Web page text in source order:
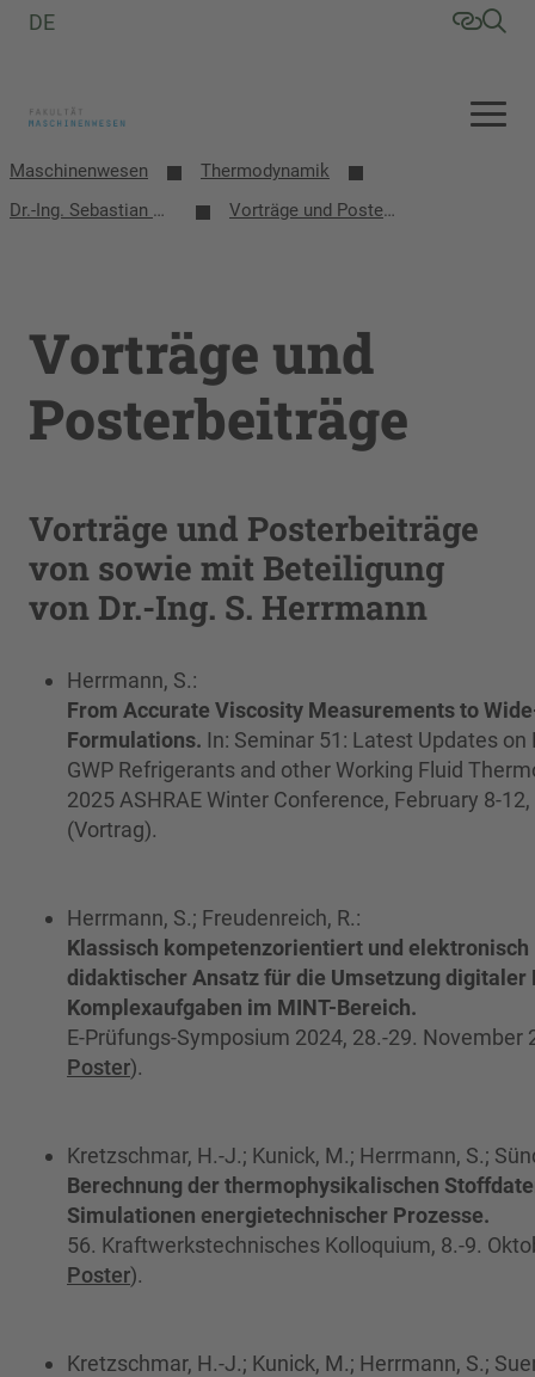
DE
Maschinenwesen
Thermodynamik
Dr.-Ing. Sebastian Herrmann
Vorträge und Posterbeiträge
Vorträge und
Posterbeiträge
Vorträge und Posterbeiträge
von sowie mit Beteiligung
von Dr.-Ing. S. Herrmann
Herrmann, S.:
From Accurate Viscosity Measurements to
Formulations. In: Seminar 51: Latest Updates
GWP Refrigerants and other Working Fluid
2025 ASHRAE Winter Conference, February 8-
(Vortrag).
Herrmann, S.; Freudenreich, R.:
Klassisch kompetenzorientiert und elektronisch
didaktischer Ansatz für die Umsetzung
Komplexaufgaben im MINT-Bereich.
E-Prüfungs-Symposium 2024, 28.-29. November
Poster).
Kretzschmar, H.-J.; Kunick, M.; Herrmann, S.;
Berechnung der thermophysikalischen
Simulationen energietechnischer Prozesse.
56. Kraftwerkstechnisches Kolloquium, 8.-9.
Poster).
Kretzschmar, H.-J.; Kunick, M.; Herrmann, S.;